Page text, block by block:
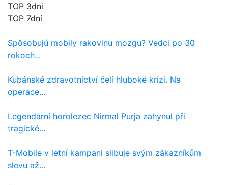
TOP 3dni
TOP 7dní
Spôsobujú mobily rakovinu mozgu? Vedci po 30
rokoch...
Kubánské zdravotnictví čelí hluboké krizi. Na
operace...
Legendární horolezec Nirmal Purja zahynul při
tragické...
T-Mobile v letní kampani slibuje svým zákazníkům
slevu až...